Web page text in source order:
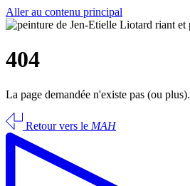
Aller au contenu principal
404
La page demandée n'existe pas (ou plus).
Retour vers le MAH